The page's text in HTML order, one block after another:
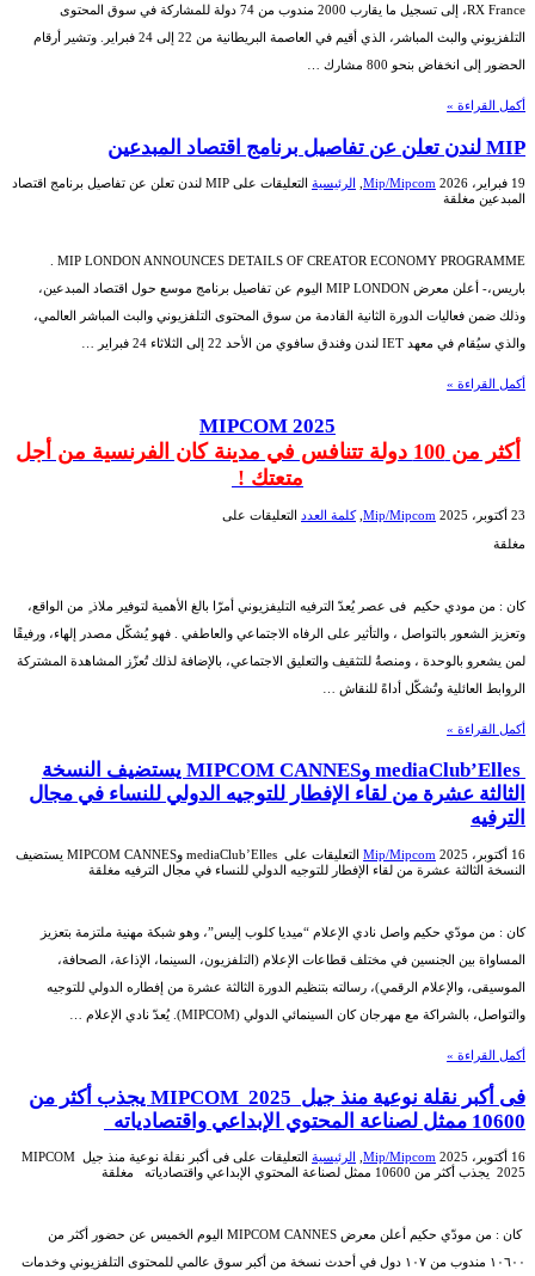
RX France، إلى تسجيل ما يقارب 2000 مندوب من 74 دولة للمشاركة في سوق المحتوى
التلفزيوني والبث المباشر، الذي أقيم في العاصمة البريطانية من 22 إلى 24 فبراير. وتشير أرقام
الحضور إلى انخفاض بنحو 800 مشارك …
أكمل القراءة »
MIP لندن تعلن عن تفاصيل برنامج اقتصاد المبدعين
19 فبراير، 2026 Mip/Mipcom الرئيسية التعليقات
على MIP لندن تعلن عن تفاصيل برنامج اقتصاد
المبدعين مغلقة
باريس،- أعلن معرض MIP LONDON اليوم عن تفاصيل برنامج موسع حول اقتصاد المبدعين،
وذلك ضمن فعاليات الدورة الثانية القادمة من سوق المحتوى التلفزيوني والبث المباشر العالمي،
والذي سيُقام في معهد IET لندن وفندق سافوي من الأحد 22 إلى الثلاثاء 24 فبراير …
أكمل القراءة »
MIPCOM 2025
أكثر من 100 دولة تتنافس في مدينة كان الفرنسية من أجل
متعتك !
23 أكتوبر، 2025 Mip/Mipcom
,كلمة العدد التعليقات على
مغلقة
كان : من مودي حكيم فى عصر يُعدّ الترفيه التليفزيوني أمرّا بالغ الأهمية لتوفير ملاذ ٍ من الواقع،
وتعزيز الشعور بالتواصل ، والتأثير على الرفاه الاجتماعي والعاطفي . فهو يُشكّل مصدر إلهاء، ورفيقًا
لمن يشعرو بالوحدة ، ومنصةُ للتثقيف والتعليق الاجتماعي، بالإضافة لذلك تُعزّز المشاهدة المشتركة
الروابط العائلية وتُشكّل أداةً للنقاش …
أكمل القراءة »
mediaClub’Elles وMIPCOM CANNES يستضيف النسخة
الثالثة عشرة من لقاء الإفطار للتوجيه الدولي للنساء في مجال
الترفيه
16 أكتوبر، 2025 Mip/Mipcom التعليقات
على mediaClub’Elles وMIPCOM CANNES يستضيف
النسخة الثالثة عشرة من لقاء الإفطار للتوجيه الدولي للنساء في مجال الترفيه مغلقة
كان : من مودّي حكيم واصل نادي الإعلام “ميديا ​​كلوب إليس”، وهو شبكة مهنية ملتزمة بتعزيز
المساواة بين الجنسين في مختلف قطاعات الإعلام (التلفزيون، السينما، الإذاعة، الصحافة،
الموسيقى، والإعلام الرقمي)، رسالته بتنظيم الدورة الثالثة عشرة من إفطاره الدولي للتوجيه
والتواصل، بالشراكة مع مهرجان كان السينمائي الدولي (MIPCOM). يُعدّ نادي الإعلام …
أكمل القراءة »
فى أكبر نقلة نوعية منذ جيل MIPCOM 2025 يجذب أكثر من
10600 ممثل لصناعة المحتوي الإبداعي واقتصادياته
16 أكتوبر، 2025 Mip/Mipcom
, الرئيسية التعليقات
على فى أكبر نقلة نوعية منذ جيل MIPCOM
2025 يجذب أكثر من 10600 ممثل لصناعة المحتوي الإبداعي واقتصادياته مغلقة
كان : من مودّي حكيم أعلن معرض MIPCOM CANNES اليوم الخميس عن حضور أكثر من
١٠٦٠٠ مندوب من ١٠٧ دول في أحدث نسخة من أكبر سوق عالمي للمحتوى التلفزيوني وخدمات